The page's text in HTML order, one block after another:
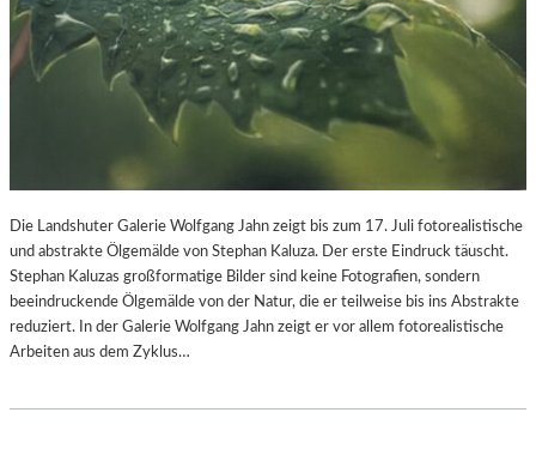
Die Landshuter Galerie Wolfgang Jahn zeigt bis zum 17. Juli fotorealistische
und abstrakte Ölgemälde von Stephan Kaluza. Der erste Eindruck täuscht.
Stephan Kaluzas großformatige Bilder sind keine Fotografien, sondern
beeindruckende Ölgemälde von der Natur, die er teilweise bis ins Abstrakte
reduziert. In der Galerie Wolfgang Jahn zeigt er vor allem fotorealistische
Arbeiten aus dem Zyklus…